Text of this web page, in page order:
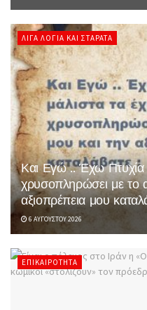
ΛΊΓΑ ΛΌΓΙΑ ΚΑΙ ΣΤΑΡΆΤΑ
Και Εγώ .. Έχω Πτυχία
χρυσοπληρώσει με το
αξιοπρέπεια μου
6 ΑΥΓΟΎΣΤΟΥ 2026
ΕΠΙΚΑΙΡΌΤΗΤΑ